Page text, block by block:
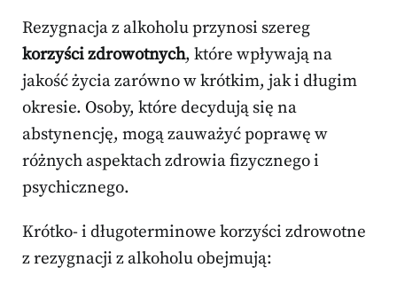
Rezygnacja z alkoholu przynosi szereg
korzyści zdrowotnych, które wpływają na
jakość życia zarówno w krótkim, jak i długim
okresie. Osoby, które decydują się na
abstynencję, mogą zauważyć poprawę w
różnych aspektach zdrowia fizycznego i
psychicznego.
Krótko- i długoterminowe korzyści zdrowotne
z rezygnacji z alkoholu obejmują: